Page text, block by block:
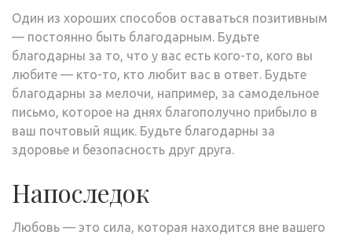
Один из хороших способов оставаться позитивным
— постоянно быть благодарным. Будьте
благодарны за то, что у вас есть кого-то, кого вы
любите — кто-то, кто любит вас в ответ. Будьте
благодарны за мелочи, например, за самодельное
письмо, которое на днях благополучно прибыло в
ваш почтовый ящик. Будьте благодарны за
здоровье и безопасность друг друга.
Напоследок
Любовь — это сила, которая находится вне вашего